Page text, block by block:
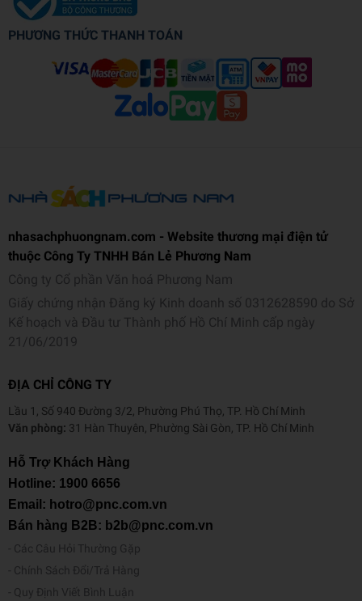
PHƯƠNG THỨC THANH TOÁN
nhasachphuongnam.com - Website thương mại điện tử
thuộc Công Ty TNHH Bán Lẻ Phương Nam
Công ty Cổ phần Văn hoá Phương Nam
Giấy chứng nhận Đăng ký Kinh doanh số 0312628590 do Sở
Kế hoạch và Đầu tư Thành phố Hồ Chí Minh cấp ngày
21/06/2019
ĐỊA CHỈ CÔNG TY
Lầu 1, Số 940 Đường 3/2, Phường Phú Thọ, TP. Hồ Chí Minh
Văn phòng: 31 Hàn Thuyên, Phường Sài Gòn, TP. Hồ Chí Minh
Hỗ Trợ Khách Hàng
Hotline: 1900 6656
Email: hotro@pnc.com.vn
Bán hàng B2B: b2b@pnc.com.vn
Các Câu Hỏi Thường Gặp
Chính Sách Đổi/Trả Hàng
Quy Định Viết Bình Luận